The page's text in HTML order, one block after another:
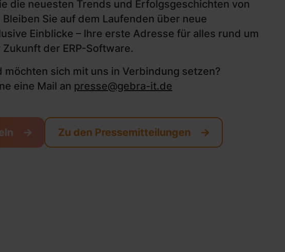
die neuesten Trends und Erfolgsgeschichten von
Bleiben Sie auf dem Laufenden über neue
Einblicke – Ihre erste Adresse für alles rund um
Zukunft der ERP-Software.
möchten sich mit uns in Verbindung setzen?
eine Mail an presse@gebra-it.de
Zu den Pressemitteilungen